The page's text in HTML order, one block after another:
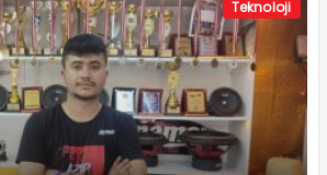
Teknoloji